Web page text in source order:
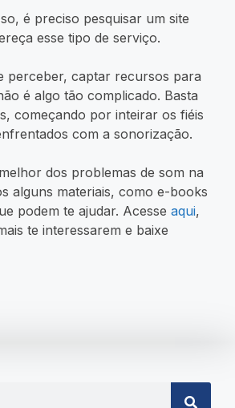
é preciso pesquisar um site
esse tipo de serviço.
perceber, captar recursos para
é algo tão complicado. Basta
começando por inteirar os fiéis
com a sonorização.
dos problemas de som na
alguns materiais, como e-books
podem te ajudar. Acesse aqui,
te interessarem e baixe